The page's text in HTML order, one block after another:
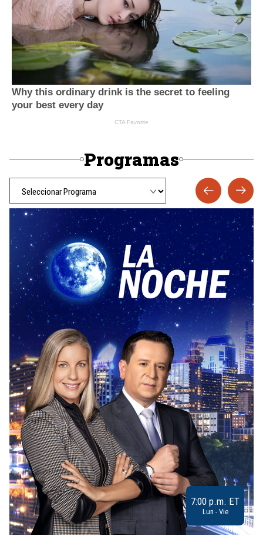
Programas
7:00 p.m. ET
Lun - Vie